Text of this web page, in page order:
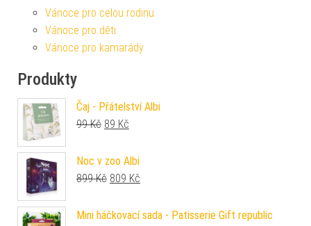
Vánoce pro celou rodinu
Vánoce pro děti
Vánoce pro kamarády
Produkty
Čaj - Přátelství Albi
99Kč Původní cena byla: 99 Kč.
89 Kč
Noc v zoo Albi
899Kč Původní cena byla: 899 Kč.
809 Kč
Mini háčkovací sada - Patisserie Gift republic